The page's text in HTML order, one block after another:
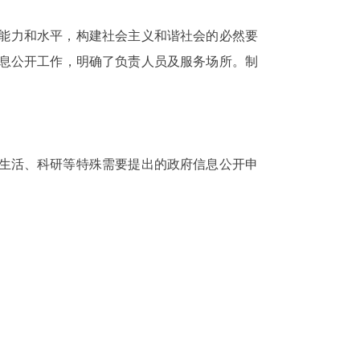
力和水平，构建社会主义和谐社会的必然要
公开工作，明确了负责人员及服务场所。制
活、科研等特殊需要提出的政府信息公开申